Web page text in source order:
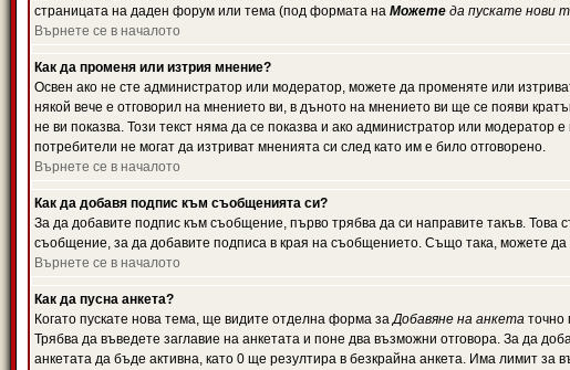
страницата на даден форум или тема (под формата на Можете да пускате нови
Върнете се в началото
Как да променя или изтрия мнение?
Освен ако не сте администратор или модератор, можете да променяте или
някой вече е отговорил на мнението ви, в дъното на мнението ви ще се появи
не ви показва. Този текст няма да се показва и ако администратор или
потребители не могат да изтриват мненията си след като им е било отговорено.
Върнете се в началото
Как да добавя подпис към съобщенията си?
За да добавите подпис към съобщение, първо трябва да си направите такъв.
съобщение, за да добавите подписа в края на съобщението. Също така, можете
Върнете се в началото
Как да пусна анкета?
Когато пускате нова тема, ще видите отделна форма заДобавяне на анкета точно
Трябва да въведете заглавие на анкетата и поне два възможни отговора. За да
анкетата да бъде активна, като 0 ще резултира в безкрайна анкета. Има лимит